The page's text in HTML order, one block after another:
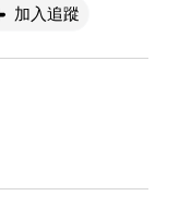
加入追蹤